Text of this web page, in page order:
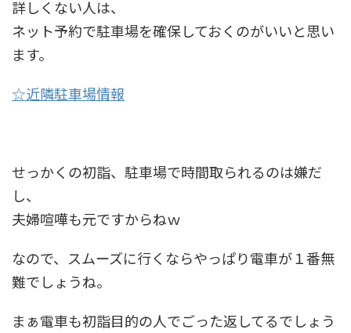
詳しくない人は、
ネット予約で駐車場を確保しておくのがいいと思い
ます。
☆近隣駐車場情報
せっかくの初詣、駐車場で時間取られるのは嫌だ
し、
夫婦喧嘩も元ですからねｗ
なので、スムーズに行くならやっぱり電車が１番無
難でしょうね。
まぁ電車も初詣目的の人でごった返してるでしょう